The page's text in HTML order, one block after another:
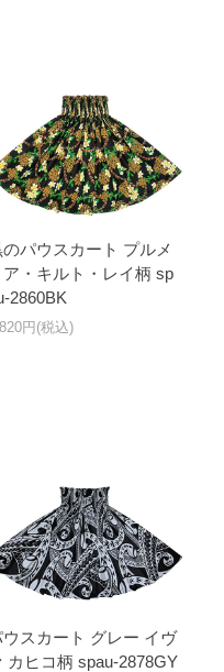
パウスカート プルメ
ア・キルト・レイ柄 sp
2860BK
円(税込)
ウスカート グレー イヴ
カヒコ柄 spau-2878GY